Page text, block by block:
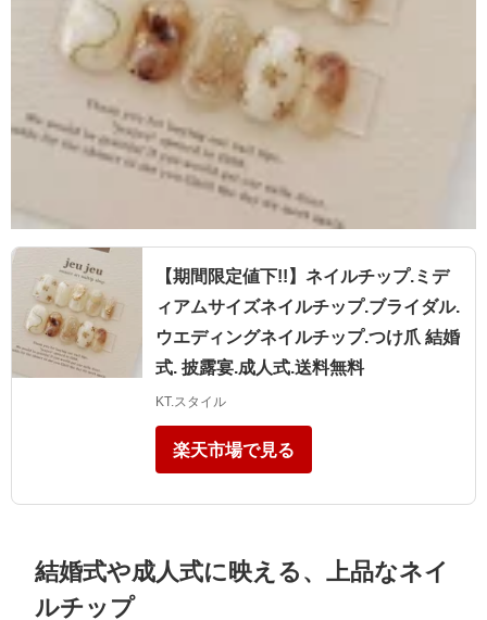
【期間限定値下!!】ネイルチップ.ミデ
ィアムサイズネイルチップ.ブライダル.
ウエディングネイルチップ.つけ爪 結婚
式. 披露宴.成人式.送料無料
KT.スタイル
楽天市場で見る
結婚式や成人式に映える、上品なネイ
ルチップ